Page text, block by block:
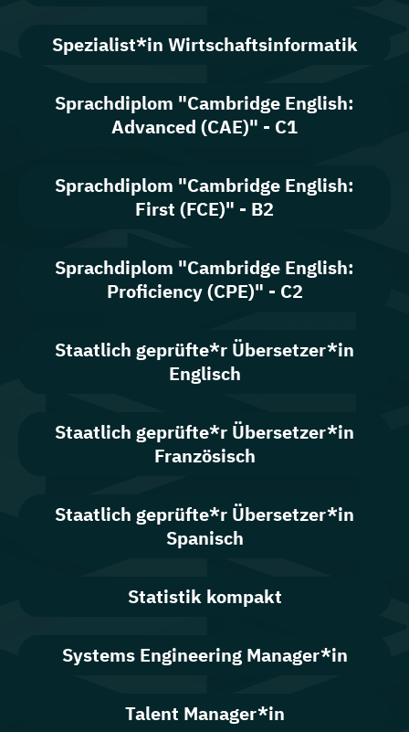
Spezialist*in Wirtschaftsinformatik
Sprachdiplom "Cambridge English:
Advanced (CAE)" - C1
Sprachdiplom "Cambridge English:
First (FCE)" - B2
Sprachdiplom "Cambridge English:
Proficiency (CPE)" - C2
Staatlich geprüfte*r Übersetzer*in
Englisch
Staatlich geprüfte*r Übersetzer*in
Französisch
Staatlich geprüfte*r Übersetzer*in
Spanisch
Statistik kompakt
Systems Engineering Manager*in
Talent Manager*in